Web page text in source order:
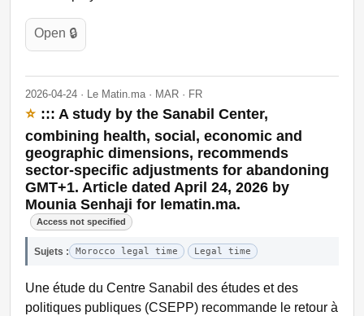
Open 🔒
2026-04-24 · Le Matin.ma · MAR · FR
⭐ ::: A study by the Sanabil Center,
combining health, social, economic and
geographic dimensions, recommends
sector-specific adjustments for abandoning
GMT+1. Article dated April 24, 2026 by
Mounia Senhaji for lematin.ma.
Access not specified
Sujets : Morocco legal time Legal time
Une étude du Centre Sanabil des études et des
politiques publiques (CSEPP) recommande le retour à